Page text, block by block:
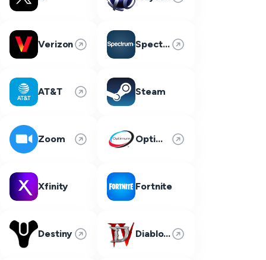
Verizon Spectrum
AT&T Steam
Zoom Optimum
Xfinity Fortnite
Destiny Diablo 4